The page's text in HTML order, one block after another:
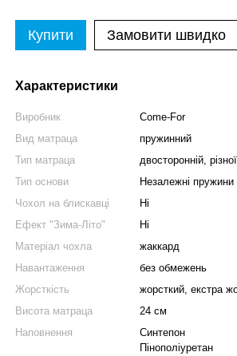
Купити Замовити швидко
Характеристики
Виробник
Come-For
Вид матраца
пружинний
Тип матраца
двосторонній,
Тип основи
Незалежні
Чохол на блискавці
Ні
Ефект "Зима-Літо"
Ні
Матеріал чохла
жаккард
Навантаження
без обмежень
Жорсткість
жорсткий, екстра
Висота матраца
24 см
Наповнення
Синтепон
Пінополіуретан